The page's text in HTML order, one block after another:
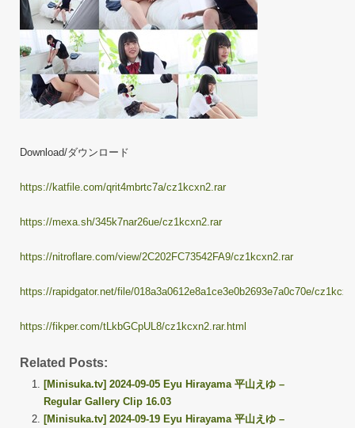
Download/ダウンロード
https://katfile.com/qrit4mbrtc7a/cz1kcxn2.rar
https://mexa.sh/345k7nar26ue/cz1kcxn2.rar
https://nitroflare.com/view/2C202FC73542FA9/cz1kcxn2.rar
https://rapidgator.net/file/018a3a0612e8a1ce3e0b2693e7a0c70e/
https://fikper.com/tLkbGCpUL8/cz1kcxn2.rar.html
Related Posts:
[Minisuka.tv] 2024-09-05 Eyu Hirayama 平山えゆ –
Regular Gallery Clip 16.03
[Minisuka.tv] 2024-09-19 Eyu Hirayama 平山えゆ –